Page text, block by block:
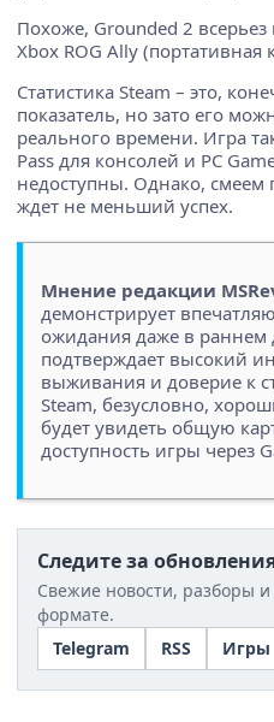
Похоже, Grounded 2
Xbox ROG Ally (портативная
Статистика Steam – это,
показатель, но зато его
реального времени. Игра
Pass для консолей и PC
недоступны. Однако, смеем
ждет не меньший успех.
Мнение редакции
демонстрирует
ожидания даже в раннем
подтверждает высокий
выживания и доверие к
Steam, безусловно,
будет увидеть общую
доступность игры через
Следите за
Свежие новости, разборы
формате.
Telegram
RSS Игры